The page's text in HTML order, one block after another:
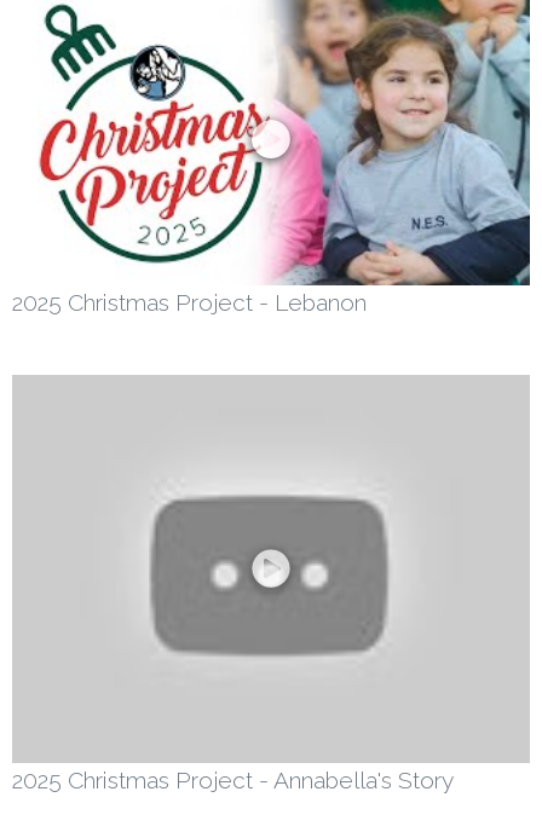
2025 Christmas Project - Lebanon
2025 Christmas Project - Annabella's Story